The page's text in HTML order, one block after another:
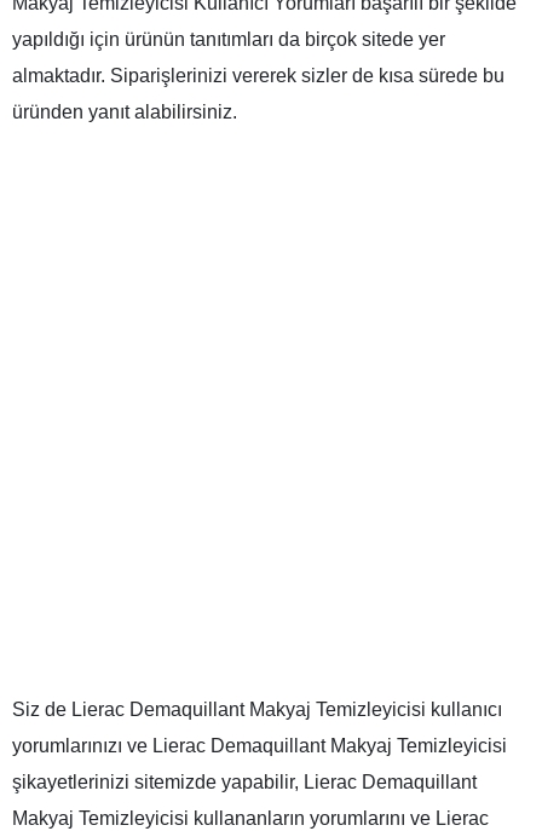
yapıldığı için ürünün tanıtımları da birçok sitede yer
almaktadır. Siparişlerinizi vererek sizler de kısa sürede bu
üründen yanıt alabilirsiniz.
Siz de Lierac Demaquillant Makyaj Temizleyicisi kullanıcı
yorumlarınızı ve Lierac Demaquillant Makyaj Temizleyicisi
şikayetlerinizi sitemizde yapabilir, Lierac Demaquillant
Makyaj Temizleyicisi kullananların yorumlarını ve Lierac